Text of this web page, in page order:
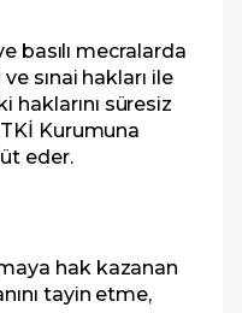
basılı mecralarda
sınai hakları ile
süresiz
Kurumuna
eder.
hak kazanan
tayin etme,